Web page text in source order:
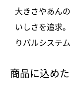
大きさやあん
いしさを追求
りパルシステ
商品に込め